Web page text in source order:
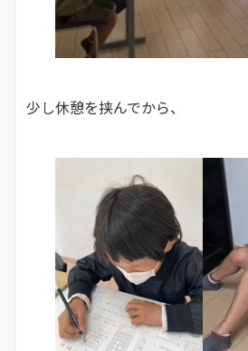
少し休憩を挟んでから、